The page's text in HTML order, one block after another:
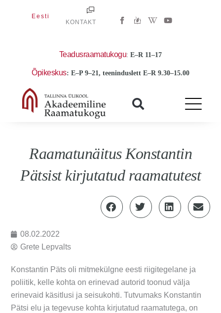
Eesti
KONTAKT
W
i
e
a
Y
o
Teadusraamatukogu:E–R 11–17
Õpikeskus: E–P 9–21, teeninduslett E–R 9.30–15.00
Raamatunäitus Konstantin
Pätsist kirjutatud raamatutest
08.02.2022
Grete Lepvalts
Konstantin Päts oli mitmekülgne eesti riigitegelane ja
poliitik, kelle kohta on erinevad autorid toonud välja
erinevaid käsitlusi ja seisukohti. Tutvumaks Konstantin
Pätsi elu ja tegevuse kohta kirjutatud raamatutega, on